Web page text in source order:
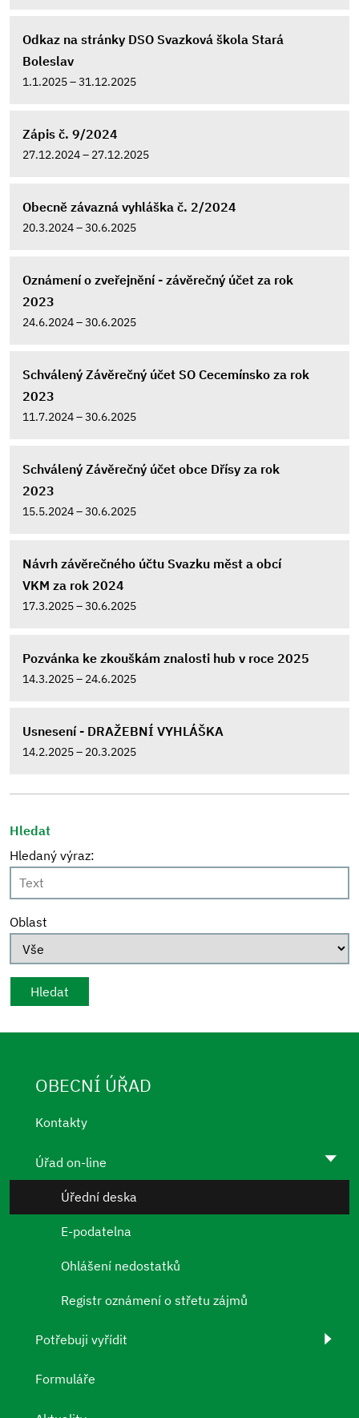
Odkaz na stránky DSO Svazková škola Stará
Boleslav
1.1.2025 – 31.12.2025
Zápis č. 9/2024
27.12.2024 – 27.12.2025
Obecně závazná vyhláška č. 2/2024
20.3.2024 – 30.6.2025
Oznámení o zveřejnění - závěrečný účet za rok
2023
24.6.2024 – 30.6.2025
Schválený Závěrečný účet SO Cecemínsko za rok
2023
11.7.2024 – 30.6.2025
Schválený Závěrečný účet obce Dřísy za rok
2023
15.5.2024 – 30.6.2025
Návrh závěrečného účtu Svazku měst a obcí
VKM za rok 2024
17.3.2025 – 30.6.2025
Pozvánka ke zkouškám znalosti hub v roce 2025
14.3.2025 – 24.6.2025
Usnesení - DRAŽEBNÍ VYHLÁŠKA
14.2.2025 – 20.3.2025
Hledat
Hledaný výraz:
Oblast
OBECNÍ ÚŘAD
Kontakty
Úřad on-line
Úřední deska
E-podatelna
Ohlášení nedostatků
Registr oznámení o střetu zájmů
Potřebuji vyřídit
Formuláře